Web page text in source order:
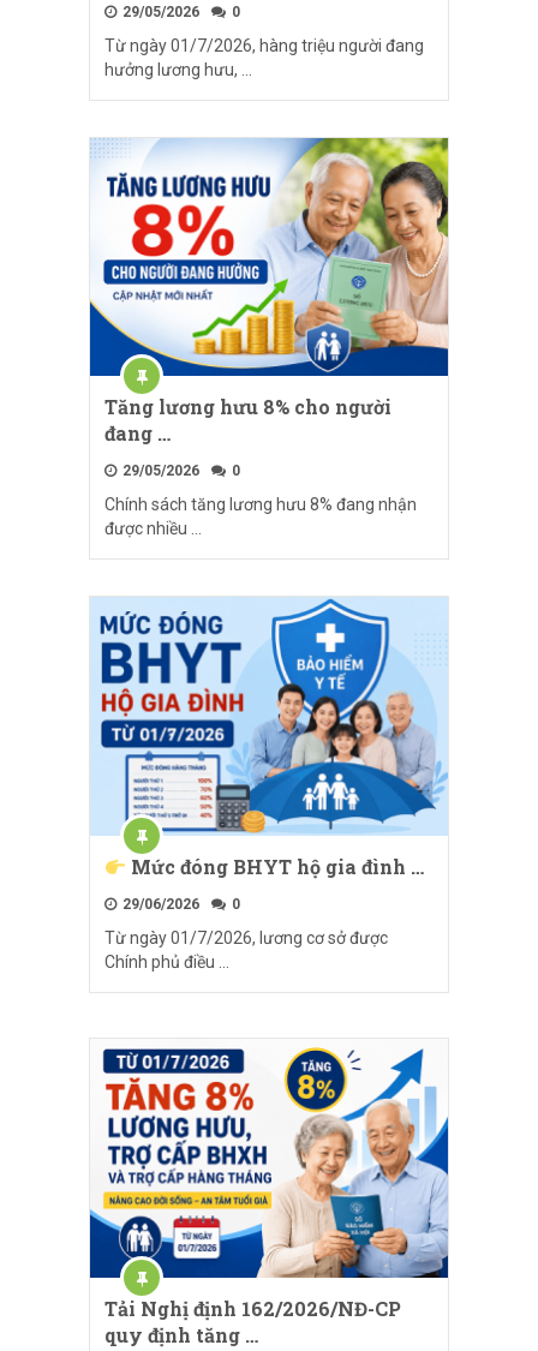
29/05/2026 0
Từ ngày 01/7/2026, hàng triệu người đang
hưởng lương hưu, …
Tăng lương hưu 8% cho người
đang …
29/05/2026 0
Chính sách tăng lương hưu 8% đang nhận
được nhiều …
Mức đóng BHYT hộ gia đình …
29/06/2026 0
Từ ngày 01/7/2026, lương cơ sở được
Chính phủ điều …
Tải Nghị định 162/2026/NĐ-CP
quy định tăng …